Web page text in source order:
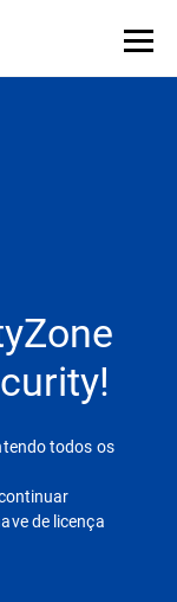
todos os
de licença